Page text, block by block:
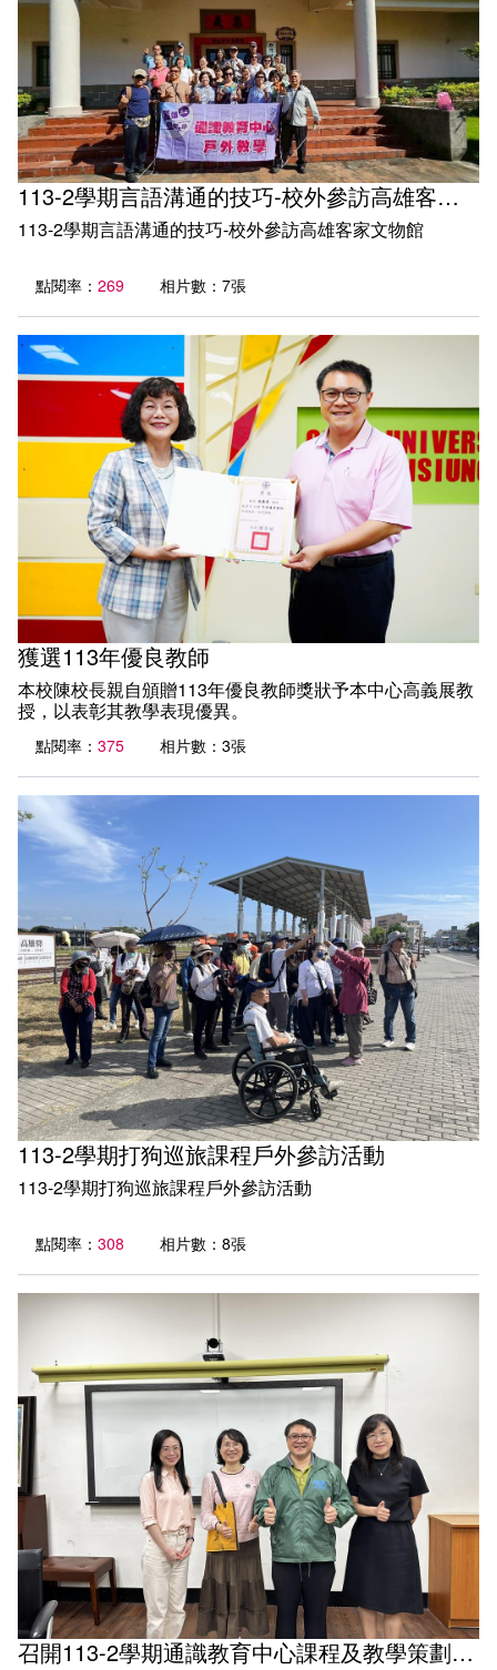
113-2學期言語溝通的技巧-校外參訪高雄客家文物館
113-2學期言語溝通的技巧-校外參訪高雄客家文物館
點閱率： 269 相片數：7張
獲選113年優良教師
本校陳校長親自頒贈113年優良教師獎狀予本中心高義展教
授，以表彰其教學表現優異。
點閱率： 375 相片數：3張
113-2學期打狗巡旅課程戶外參訪活動
113-2學期打狗巡旅課程戶外參訪活動
點閱率： 308 相片數：8張
召開113-2學期通識教育中心課程及教學策劃委員會議